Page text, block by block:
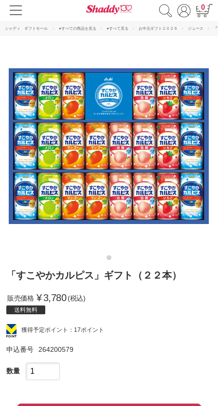
0
シャディ ギフトモール ●すべての商品を見る ●すべて見る お中元ギフト２０２６ ジュース
「すこやかカルピス」ギフト（２２本）
販売価格 ¥3,780 (税込)
送料無料
獲得予定ポイント：17ポイント
申込番号 264200579
数量